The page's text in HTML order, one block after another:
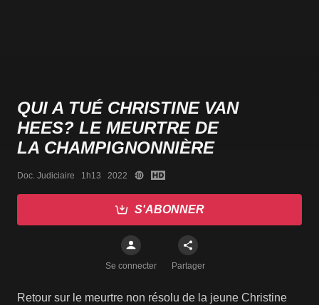
QUI A TUÉ CHRISTINE VAN
HEES? LE MEURTRE DE
LA CHAMPIGNONNIÈRE
Doc. Judiciaire   1h13   2022
S'ABONNER
Se connecter Partager
Retour sur le meurtre non résolu de la jeune Christine